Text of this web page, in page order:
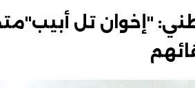
"إخوان تل